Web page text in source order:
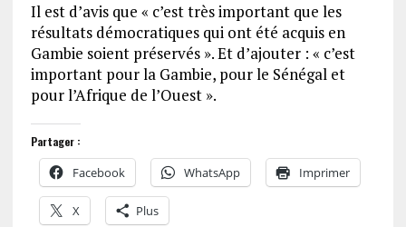
Il est d’avis que « c’est très important que les
résultats démocratiques qui ont été acquis en
Gambie soient préservés ». Et d’ajouter : « c’est
important pour la Gambie, pour le Sénégal et
pour l’Afrique de l’Ouest ».
Partager :
Facebook WhatsApp Imprimer
X Plus